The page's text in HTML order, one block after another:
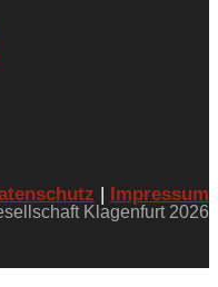
Impressum
Klagenfurt 2026